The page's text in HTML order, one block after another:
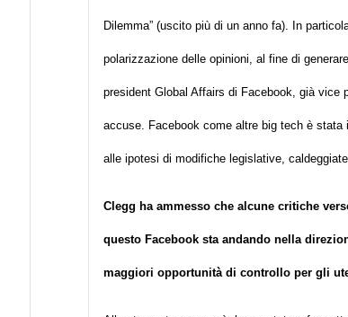
Dilemma” (uscito più di un anno fa). In
polarizzazione delle opinioni, al fine di
president Global Affairs di Facebook, già vice
accuse. Facebook come altre big tech è stata
alle ipotesi di modifiche legislative,
Clegg ha ammesso che alcune critiche
questo Facebook sta andando nella
maggiori opportunità di controllo per gli